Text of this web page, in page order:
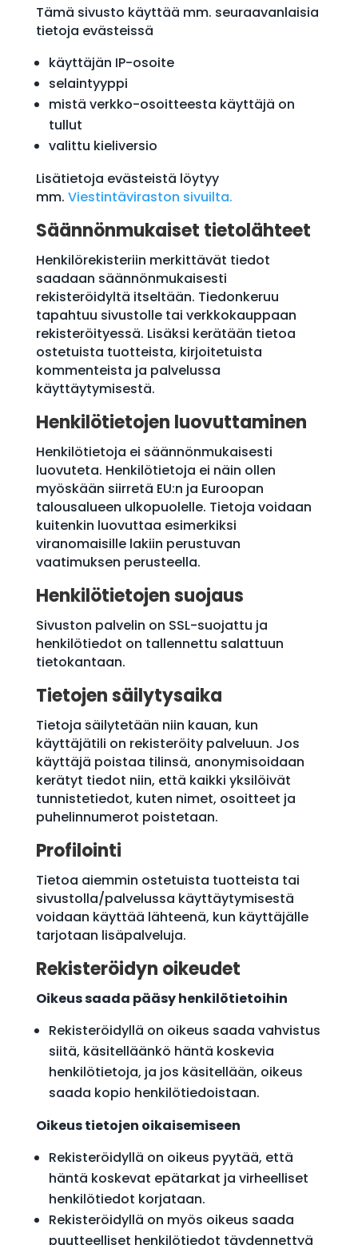
Tämä sivusto käyttää mm. seuraavanlaisia
tietoja evästeissä
käyttäjän IP-osoite
selaintyyppi
mistä verkko-osoitteesta käyttäjä on
tullut
valittu kieliversio
Lisätietoja evästeistä löytyy
mm. Viestintäviraston sivuilta.
Säännönmukaiset tietolähteet
Henkilörekisteriin merkittävät tiedot
saadaan säännönmukaisesti
rekisteröidyltä itseltään. Tiedonkeruu
tapahtuu sivustolle tai verkkokauppaan
rekisteröityessä. Lisäksi kerätään tietoa
ostetuista tuotteista, kirjoitetuista
kommenteista ja palvelussa
käyttäytymisestä.
Henkilötietojen luovuttaminen
Henkilötietoja ei säännönmukaisesti
luovuteta. Henkilötietoja ei näin ollen
myöskään siirretä EU:n ja Euroopan
talousalueen ulkopuolelle. Tietoja voidaan
kuitenkin luovuttaa esimerkiksi
viranomaisille lakiin perustuvan
vaatimuksen perusteella.
Henkilötietojen suojaus
Sivuston palvelin on SSL-suojattu ja
henkilötiedot on tallennettu salattuun
tietokantaan.
Tietojen säilytysaika
Tietoja säilytetään niin kauan, kun
käyttäjätili on rekisteröity palveluun. Jos
käyttäjä poistaa tilinsä, anonymisoidaan
kerätyt tiedot niin, että kaikki yksilöivät
tunnistetiedot, kuten nimet, osoitteet ja
puhelinnumerot poistetaan.
Profilointi
Tietoa aiemmin ostetuista tuotteista tai
sivustolla/palvelussa käyttäytymisestä
voidaan käyttää lähteenä, kun käyttäjälle
tarjotaan lisäpalveluja.
Rekisteröidyn oikeudet
Oikeus saada pääsy henkilötietoihin
Rekisteröidyllä on oikeus saada vahvistus
siitä, käsitelläänkö häntä koskevia
henkilötietoja, ja jos käsitellään, oikeus
saada kopio henkilötiedoistaan.
Oikeus tietojen oikaisemiseen
Rekisteröidyllä on oikeus pyytää, että
häntä koskevat epätarkat ja virheelliset
henkilötiedot korjataan.
Rekisteröidyllä on myös oikeus saada
puutteelliset henkilötiedot täydennettyä